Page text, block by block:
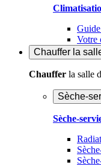
Votre
Chauffer la
Chauffer la salle
Sèche-
Sèche-